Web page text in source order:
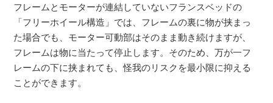
フレームとモーターが連結していないフランスベッドの
「フリーホイール構造」では、フレームの裏に物が挟まっ
た場合でも、モーター可動部はそのまま動き続けますが、
フレームは物に当たって停止します。そのため、万が一フ
レームの下に挟まれても、怪我のリスクを最小限に抑える
ことができます。